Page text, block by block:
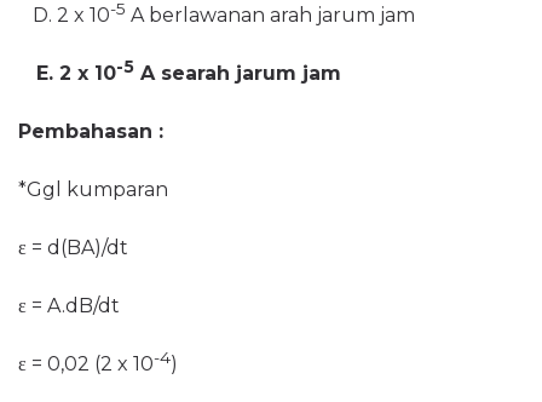
D. 2 x 10-5 A berlawanan arah jarum jam
E. 2 x 10-5 A searah jarum jam
Pembahasan :
*Ggl kumparan
ε = d(BA)/dt
ε = A.dB/dt
ε = 0,02 (2 x 10-4)